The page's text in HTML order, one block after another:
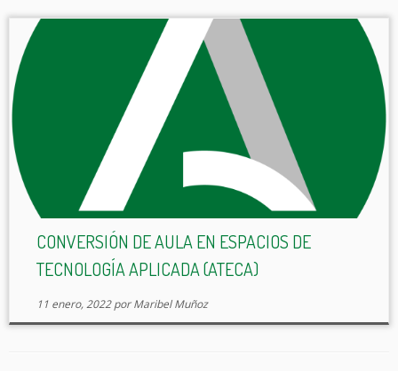
CONVERSIÓN DE AULA EN ESPACIOS DE
TECNOLOGÍA APLICADA (ATECA)
11 enero, 2022 porMaribel Muñoz